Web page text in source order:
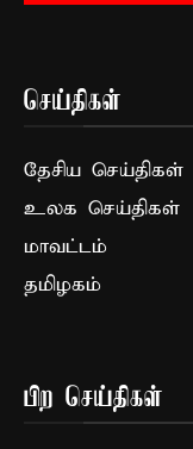
செய்திகள்
தேசிய செய்திகள்
உலக செய்திகள்
மாவட்டம்
தமிழகம்
பிற செய்திகள்